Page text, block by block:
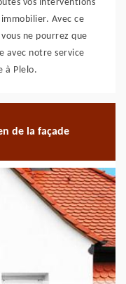
vos interventions
Avec ce
ne pourrez que
avec notre service
à Plelo.
de la façade